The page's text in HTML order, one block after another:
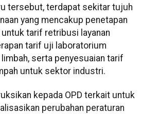
tersebut, terdapat sekitar tujuh
yang mencakup penetapan
tarif retribusi layanan
tarif uji laboratorium
serta penyesuaian tarif
untuk sektor industri.
kepada OPD terkait untuk
perubahan peraturan